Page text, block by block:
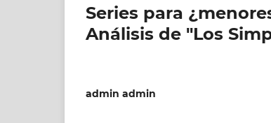
Series para
Análisis de "Los
admin admin